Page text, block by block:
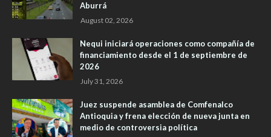
Aburrá
August 02, 2026
Nequi iniciará operaciones como compañía de
financiamiento desde el 1 de septiembre de
2026
July 31, 2026
Juez suspende asamblea de Comfenalco
Antioquia y frena elección de nueva junta en
medio de controversia política